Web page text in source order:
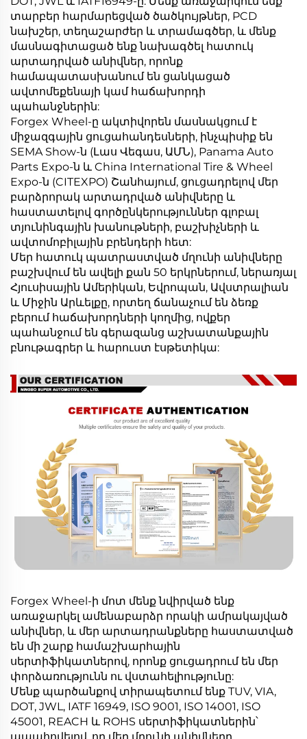
տարբեր հարմարեցված ծածկույթներ, PCD
նախշեր, տեղաշարժեր և տրամագծեր, և մենք
մասնագիտացած ենք նախագծել հատուկ
արտադրված անիվներ, որոնք
համապատասխանում են ցանկացած
ավտոմեքենայի կամ հաճախորդի
պահանջներին:
Forgex Wheel-ը ակտիվորեն մասնակցում է
միջազգային ցուցահանդեսների, ինչպիսիք են
SEMA Show-ն (Լաս Վեգաս, ԱՄՆ), Panama Auto
Parts Expo-ն և China International Tire & Wheel
Expo-ն (CITEXPO) Շանհայում, ցուցադրելով մեր
բարձրորակ արտադրված անիվները և
հաստատելով գործընկերություններ գլոբալ
տյունինգային խանութների, բաշխիչների և
ավտոմոբիլային բրենդերի հետ:
Մեր հատուկ պատրաստված մղունի անիվները
բաշխվում են ավելի քան 50 երկրներում, ներառյալ
Հյուսիսային Ամերիկան, Եվրոպան, Ավստրալիան
և Միջին Արևելքը, որտեղ ճանաչում են ձեռք
բերում հաճախորդների կողմից, ովքեր
պահանջում են գերազանց աշխատանքային
բնութագրեր և հարուստ էսթետիկա:
Forgex Wheel-ի մոտ մենք նվիրված ենք
առաջարկել ամենաբարձր որակի ամրակայված
անիվներ, և մեր արտադրանքները հաստատված
են մի շարք համաշխարհային
սերտիֆիկատներով, որոնք ցուցադրում են մեր
փորձառությունն ու վստահելիությունը:
Մենք պարծանքով տիրապետում ենք TUV, VIA,
DOT, JWL, IATF 16949, ISO 9001, ISO 14001, ISO
45001, REACH և ROHS սերտիֆիկատներին՝